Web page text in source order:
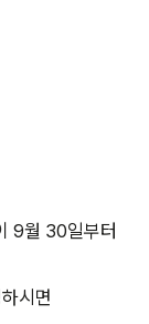
9월 30일부터
시면